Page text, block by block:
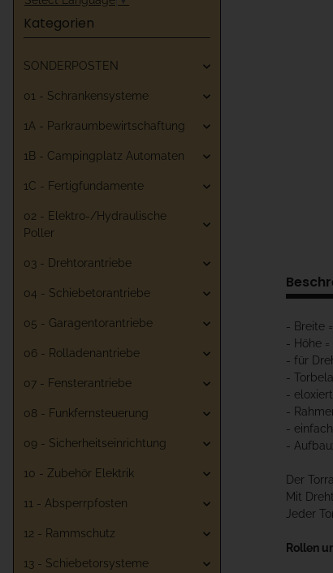
- Breite
- Höhe
- für
-
-
-
-
-
Der
Mit
Jeder
Rollen
Kategorien
SONDERPOSTEN
01 - Schrankensysteme
1A - Parkraumbewirtschaftung
1B - Campingplatz Automaten
1C - Fertigfundamente
02 - Elektro-/Hydraulische
Poller
03 - Drehtorantriebe
04 - Schiebetorantriebe
05 - Garagentorantriebe
06 - Rolladenantriebe
07 - Fensterantriebe
08 - Funkfernsteuerung
09 - Sicherheitseinrichtung
10 - Zubehör Elektrik
11 - Absperrpfosten
12 - Rammschutz
13 - Schiebetorsysteme